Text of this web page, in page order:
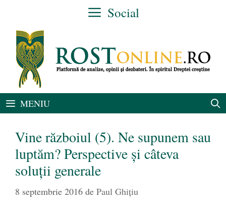
conținut
Social
MENIU
Vine războiul (5). Ne supunem sau
luptăm? Perspective şi câteva
soluţii generale
8 septembrie 2016 de Paul Ghițiu